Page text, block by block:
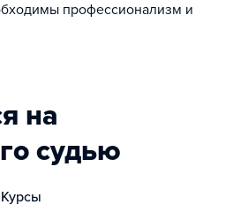
профессионализм и
на
судью
Курсы